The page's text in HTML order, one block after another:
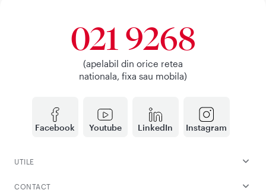
Facebook Youtube LinkedIn Instagram
021 9268
(apelabil din orice retea
nationala, fixa sau mobila)
UTILE
CONTACT